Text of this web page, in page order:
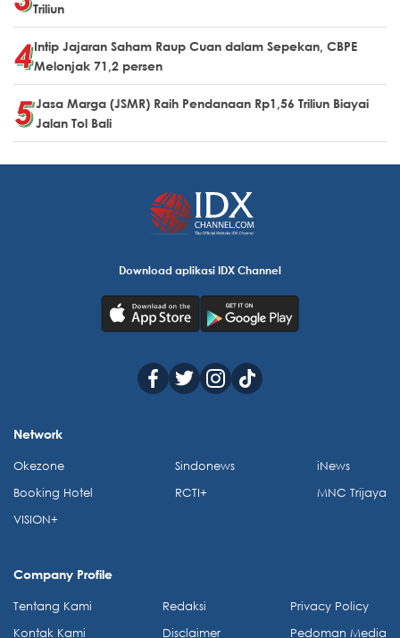
Triliun
Intip Jajaran Saham Raup Cuan dalam Sepekan, CBPE
Melonjak 71,2 persen
Jasa Marga (JSMR) Raih Pendanaan Rp1,56 Triliun Biayai
Jalan Tol Bali
Download aplikasi IDX Channel
Network
Okezone
Booking Hotel
VISION+
Sindonews
RCTI+
iNews
MNC Trijaya
Company Profile
Tentang Kami
Kontak Kami
Redaksi
Disclaimer
Privacy Policy
Pedoman Media